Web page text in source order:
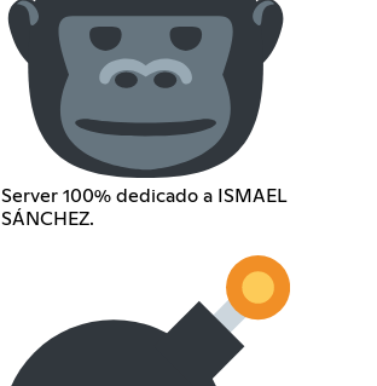
Server 100% dedicado a ISMAEL
SÁNCHEZ.